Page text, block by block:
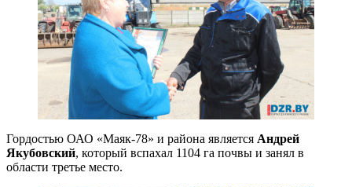
Гордостью ОАО «Маяк-78» и района является Андрей
Якубовский, который вспахал 1104 га почвы и занял в
области третье место.